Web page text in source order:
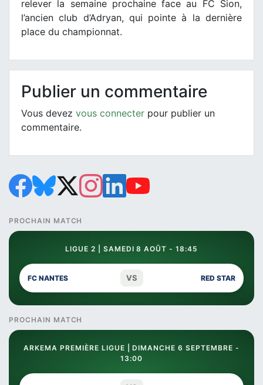
relever la semaine prochaine face au FC Sion,
l’ancien club d’Adryan, qui pointe à la dernière
place du championnat.
Publier un commentaire
Vous devez vous connecter pour publier un
commentaire.
PROCHAIN MATCH
LIGUE 2 | SAMEDI 8 AOÛT - 18:45
FC NANTES VS RED STAR
PROCHAIN MATCH
ARKEMA PREMIÈRE LIGUE | DIMANCHE 6 SEPTEMBRE -
13:00